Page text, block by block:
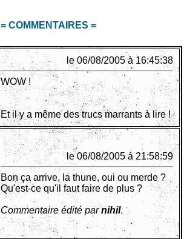
= COMMENTAIRES =
le 06/08/2005 à 16:45:38
WOW !
Et il y a même des trucs marrants à lire !
le 06/08/2005 à 21:58:59
Bon ça arrive, la thune, oui ou merde ?
Qu'est-ce qu'il faut faire de plus ?
Commentaire édité parnihil.